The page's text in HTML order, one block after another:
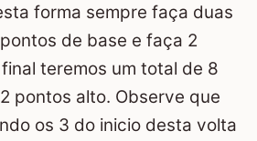
forma sempre faça duas
de base e faça 2
teremos um total de 8
pontos alto. Observe que
os 3 do inicio desta volta